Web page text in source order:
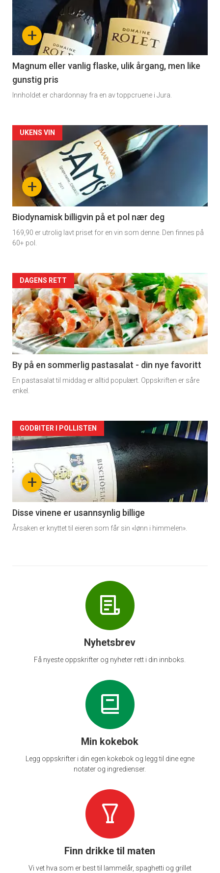
akkurat
nå
3
+
Magnum eller vanlig flaske, ulik årgang, men like
gunstig pris
Innholdet er chardonnay fra en av toppcruene i Jura.
Forsiden
akkurat
nå
4
+
UKENS VIN
Biodynamisk billigvin på et pol nær deg
169,90 er utrolig lavt priset for en vin som denne. Den finnes på
60+ pol.
Forsiden
akkurat
nå
-
5
DAGENS RETT
By på en sommerlig pastasalat - din nye favoritt
En pastasalat til middag er alltid populært. Oppskriften er såre
enkel.
Forsiden
akkurat
nå
6
+
GODBITER I POLLISTEN
Disse vinene er usannsynlig billige
Årsaken er knyttet til eieren som får sin «lønn i himmelen».
Nyhetsbrev
Få nyeste oppskrifter og nyheter rett i din innboks.
Min kokebok
Legg oppskrifter i din egen kokebok og legg til dine egne
notater og ingredienser.
Finn drikke til maten
Vi vet hva som er best til lammelår, spaghetti og grillet